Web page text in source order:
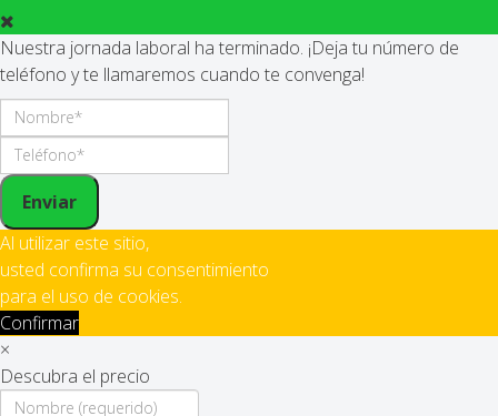
Nuestra jornada laboral ha terminado. ¡Deja tu número de
teléfono y te llamaremos cuando te convenga!
Enviar
Al utilizar este sitio,
usted confirma su consentimiento
para el uso de cookies.
Confirmar
×
Descubra el precio